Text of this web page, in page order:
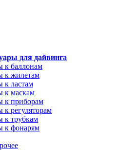
для дайвинга
к баллонам
к жилетам
к ластам
к маскам
к приборам
к регуляторам
к трубкам
к фонарям